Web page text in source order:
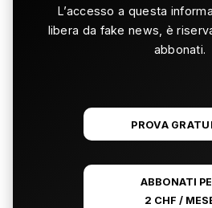
L’accesso a questa
libera da fake news, è
abbonati.
PROVA
ABBONATI
2 CHF /